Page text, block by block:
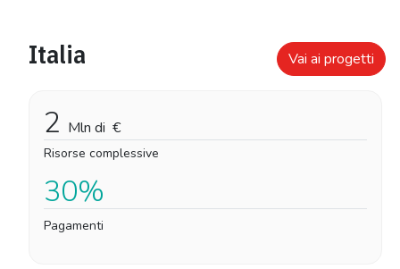
Italia Vai ai progetti
2 Mln di €
Risorse complessive
30%
Pagamenti